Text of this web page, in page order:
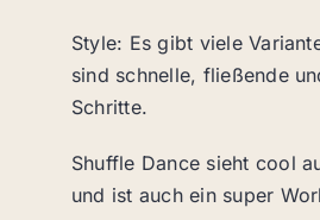
Style: Es gibt viele
sind schnelle, fließende
Schritte.
Shuffle Dance sieht cool
und ist auch ein super